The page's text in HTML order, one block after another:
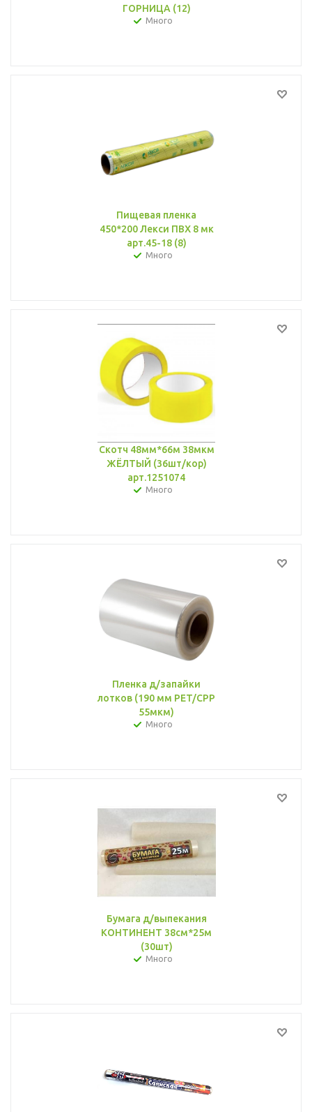
ГОРНИЦА (12)
Много
Пищевая пленка
450*200 Лекси ПВХ 8 мк
арт.45-18 (8)
Много
Скотч 48мм*66м 38мкм
ЖЁЛТЫЙ (36шт/кор)
арт.1251074
Много
Пленка д/запайки
лотков (190 мм PET/СPР
55мкм)
Много
Бумага д/выпекания
КОНТИНЕНТ 38см*25м
(30шт)
Много